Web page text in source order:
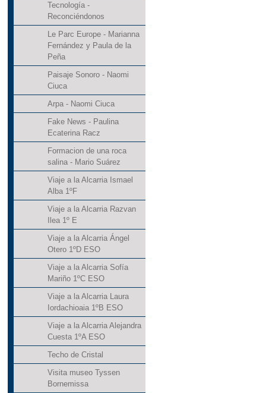
Tecnología -
Reconciéndonos
Le Parc Europe - Marianna
Fernández y Paula de la
Peña
Paisaje Sonoro - Naomi
Ciuca
Arpa - Naomi Ciuca
Fake News - Paulina
Ecaterina Racz
Formacion de una roca
salina - Mario Suárez
Viaje a la Alcarria Ismael
Alba 1ºF
Viaje a la Alcarria Razvan
Ilea 1º E
Viaje a la Alcarria Ángel
Otero 1ºD ESO
Viaje a la Alcarria Sofía
Mariño 1ºC ESO
Viaje a la Alcarria Laura
Iordachioaia 1ºB ESO
Viaje a la Alcarria Alejandra
Cuesta 1ºA ESO
Techo de Cristal
Visita museo Tyssen
Bornemissa